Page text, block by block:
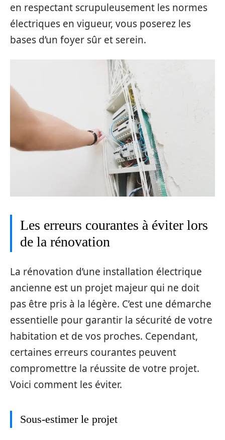
en respectant scrupuleusement les normes
électriques en vigueur, vous poserez les
bases d’un foyer sûr et serein.
Les erreurs courantes à éviter lors
de la rénovation
La rénovation d’une installation électrique
ancienne est un projet majeur qui ne doit
pas être pris à la légère. C’est une démarche
essentielle pour garantir la sécurité de votre
habitation et de vos proches. Cependant,
certaines erreurs courantes peuvent
compromettre la réussite de votre projet.
Voici comment les éviter.
Sous-estimer le projet